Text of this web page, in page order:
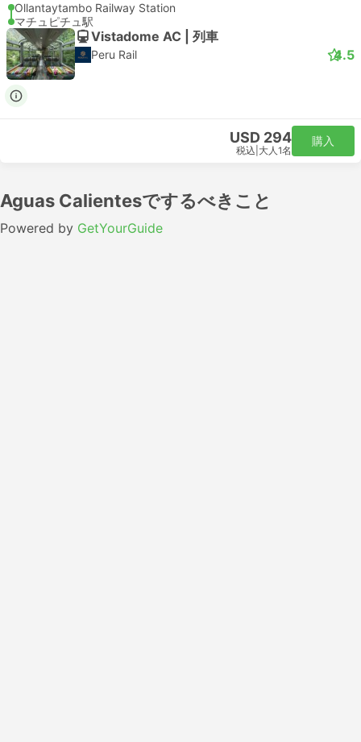
Ollantaytambo Railway Station
マチュピチュ駅
Vistadome AC | 列車
Peru Rail 4.5
USD 294
税込 大人1名
購入
Aguas Calientesでするべきこと
Powered by GetYourGuide